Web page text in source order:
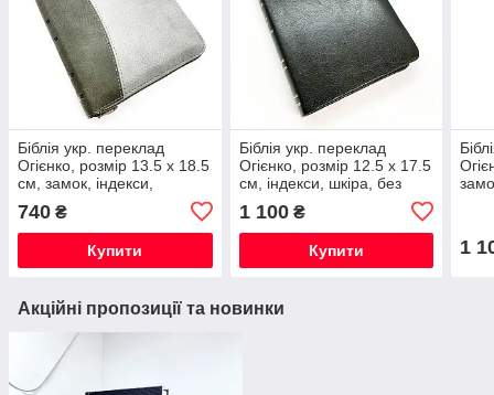
Біблія укр. переклад
Огієнко, розмір 13.5 х 18.5
см, замок, індекси,
740 ₴
Купити
Біблія укр. переклад
Огієнко, розмір 12.5 х 17.5
см, індекси, шкіра, без
1 100₴
Купити 1
Акційні пропозиції та новинки